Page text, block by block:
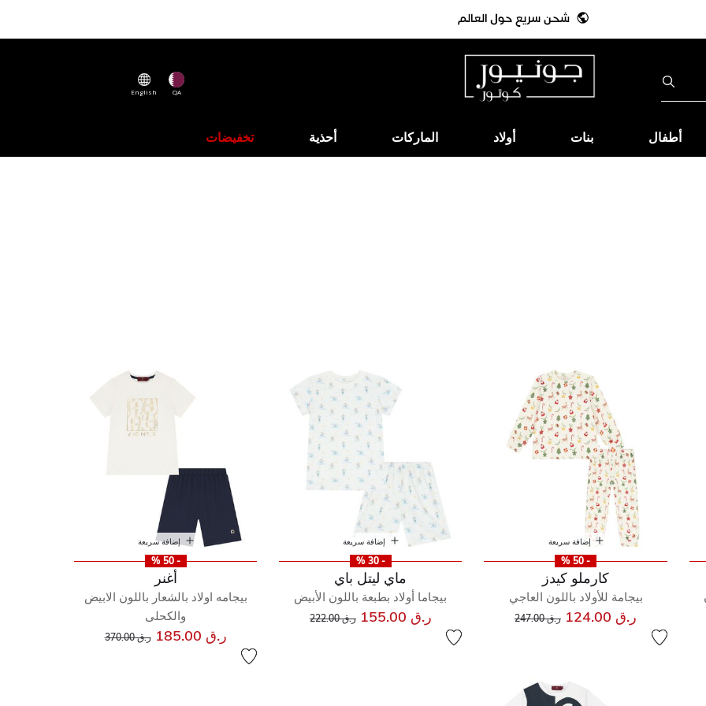
QA
English
أطفال بنات أولاد الماركات أحذية تخفيضات
إضافة سريعة
- 50 %
كارملو كيدز
بيجامة للأولاد باللون العاجي
ر.ق 124.00 سعر مخفض من
ر.ق 247.00 إلى
إضافة سريعة
- 30 %
ماي ليتل باي
بيجاما أولاد بطبعة باللون الأبيض
ر.ق 155.00 سعر مخفض من
ر.ق 222.00 إلى
إضافة سريعة
- 50 %
أغنر
بيجامه اولاد بالشعار باللون الابيض
والكحلى
ر.ق 185.00 سعر مخفض من
ر.ق 370.00 إلى